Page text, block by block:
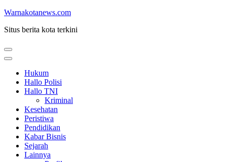
Lompat
konten
Enter)
Warnakotanews.com
Situs berita kota terkini
Hukum
Hallo Polisi
Hallo TNI
Kriminal
Kesehatan
Peristiwa
Pendidikan
Kabar Bisnis
Sejarah
Lainnya